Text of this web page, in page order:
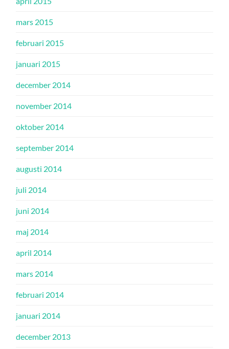
mars 2015
februari 2015
januari 2015
december 2014
november 2014
oktober 2014
september 2014
augusti 2014
juli 2014
juni 2014
maj 2014
april 2014
mars 2014
februari 2014
januari 2014
december 2013